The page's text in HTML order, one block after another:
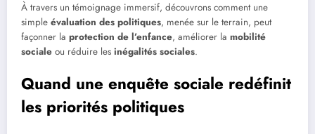
À travers un témoignage immersif, découvrons comment une
simple évaluation des politiques, menée sur le terrain, peut
façonner la protection de l’enfance, améliorer la mobilité
sociale ou réduire les inégalités sociales.
Quand une enquête sociale redéfinit
les priorités politiques